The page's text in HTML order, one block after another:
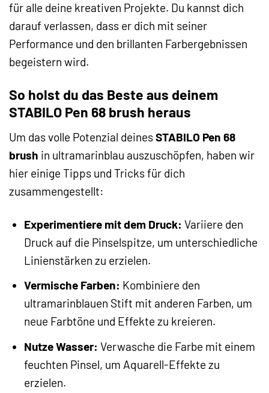
für alle deine kreativen Projekte. Du kannst dich
darauf verlassen, dass er dich mit seiner
Performance und den brillanten Farbergebnissen
begeistern wird.
So holst du das Beste aus deinem
STABILO Pen 68 brush heraus
Um das volle Potenzial deinesSTABILO Pen 68
brush in ultramarinblau auszuschöpfen, haben wir
hier einige Tipps und Tricks für dich
zusammengestellt:
Experimentiere mit dem Druck: Variiere den
Druck auf die Pinselspitze, um unterschiedliche
Linienstärken zu erzielen.
Vermische Farben: Kombiniere den
ultramarinblauen Stift mit anderen Farben, um
neue Farbtöne und Effekte zu kreieren.
Nutze Wasser: Verwasche die Farbe mit einem
feuchten Pinsel, um Aquarell-Effekte zu
erzielen.